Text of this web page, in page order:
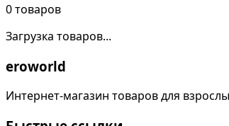
0 товаров
Загрузка товаров...
eroworld
Интернет-магазин товаров для